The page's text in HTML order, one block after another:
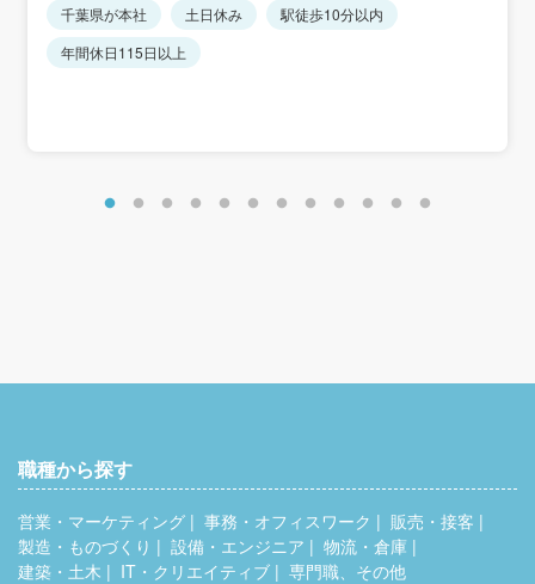
＜想定年収＞
480万円～600万円
※月額＋賞与＋時間外15時間分の金額です。
月給31万円＋賞与＋残業手当15時間分
・917万円／入社25年目・課長クラス
千葉県が本社 土日休み
駅徒歩10分以内
年間休日115日以上
職種から探す
営業・マーケティング 事務・オフィスワーク
販売・接客
製造・ものづくり
設備・エンジニア
物流・倉庫
建築・土木
IT・クリエイティブ 専門職、その他